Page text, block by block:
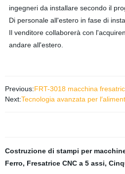
ingegneri da installare secondo il
Di personale all'estero in fase di
Il venditore collaborerà con
andare all'estero.
Previous:FRT-3018 macchina
Next:Tecnologia avanzata per
Costruzione di stampi per
Ferro, Fresatrice CNC a 5 assi,